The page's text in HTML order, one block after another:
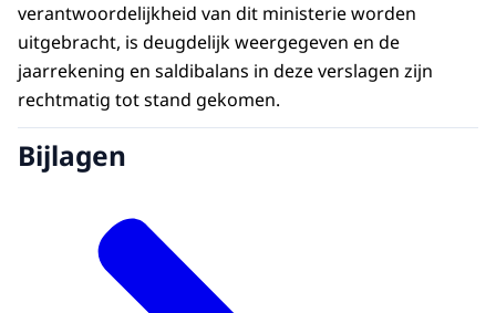
verantwoordelijkheid van dit ministerie worden
uitgebracht, is deugdelijk weergegeven en de
jaarrekening en saldibalans in deze verslagen zijn
rechtmatig tot stand gekomen.
Bijlagen